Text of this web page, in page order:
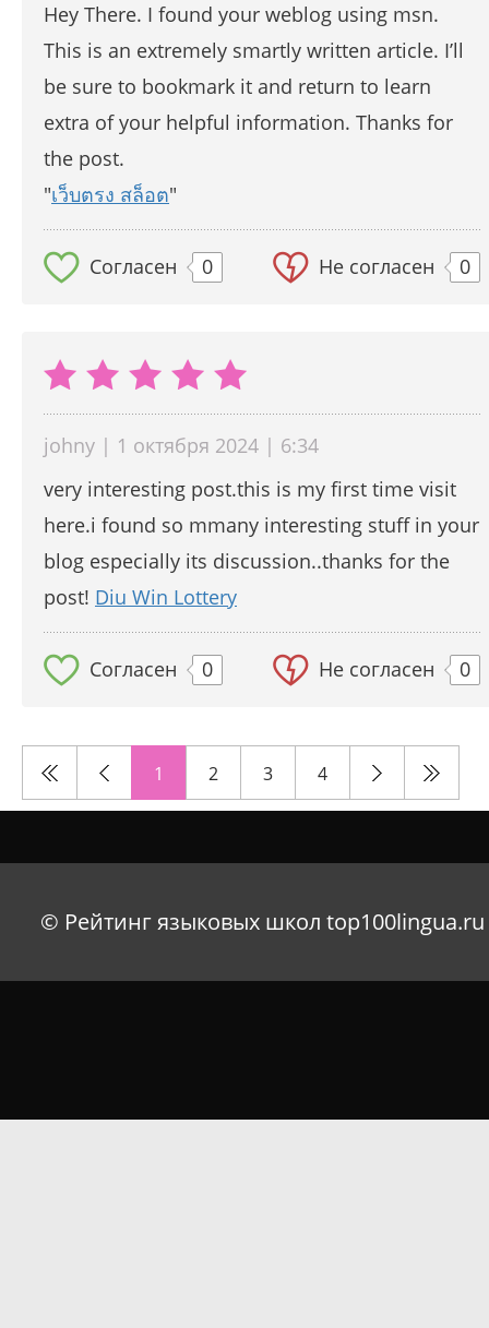
Hey There. I found your weblog using msn.
This is an extremely smartly written article. I’ll
be sure to bookmark it and return to learn
extra of your helpful information. Thanks for
the post.
"เว็บตรง สล็อต"
Согласен 0 Не согласен 0
johny | 1 октября 2024 | 6:34
very interesting post.this is my first time visit
here.i found so mmany interesting stuff in your
blog especially its discussion..thanks for the
post! Diu Win Lottery
Согласен 0 Не согласен 0
1 2 3 4
© Рейтинг языковых школ top100lingua.ru